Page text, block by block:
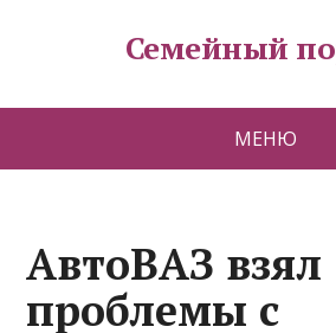
Семейный
МЕНЮ
АвтоВАЗ взял
проблемы с